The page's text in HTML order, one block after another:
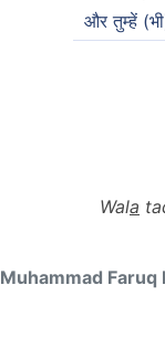
और तुम्हें
Wala
Muhammad Faruq